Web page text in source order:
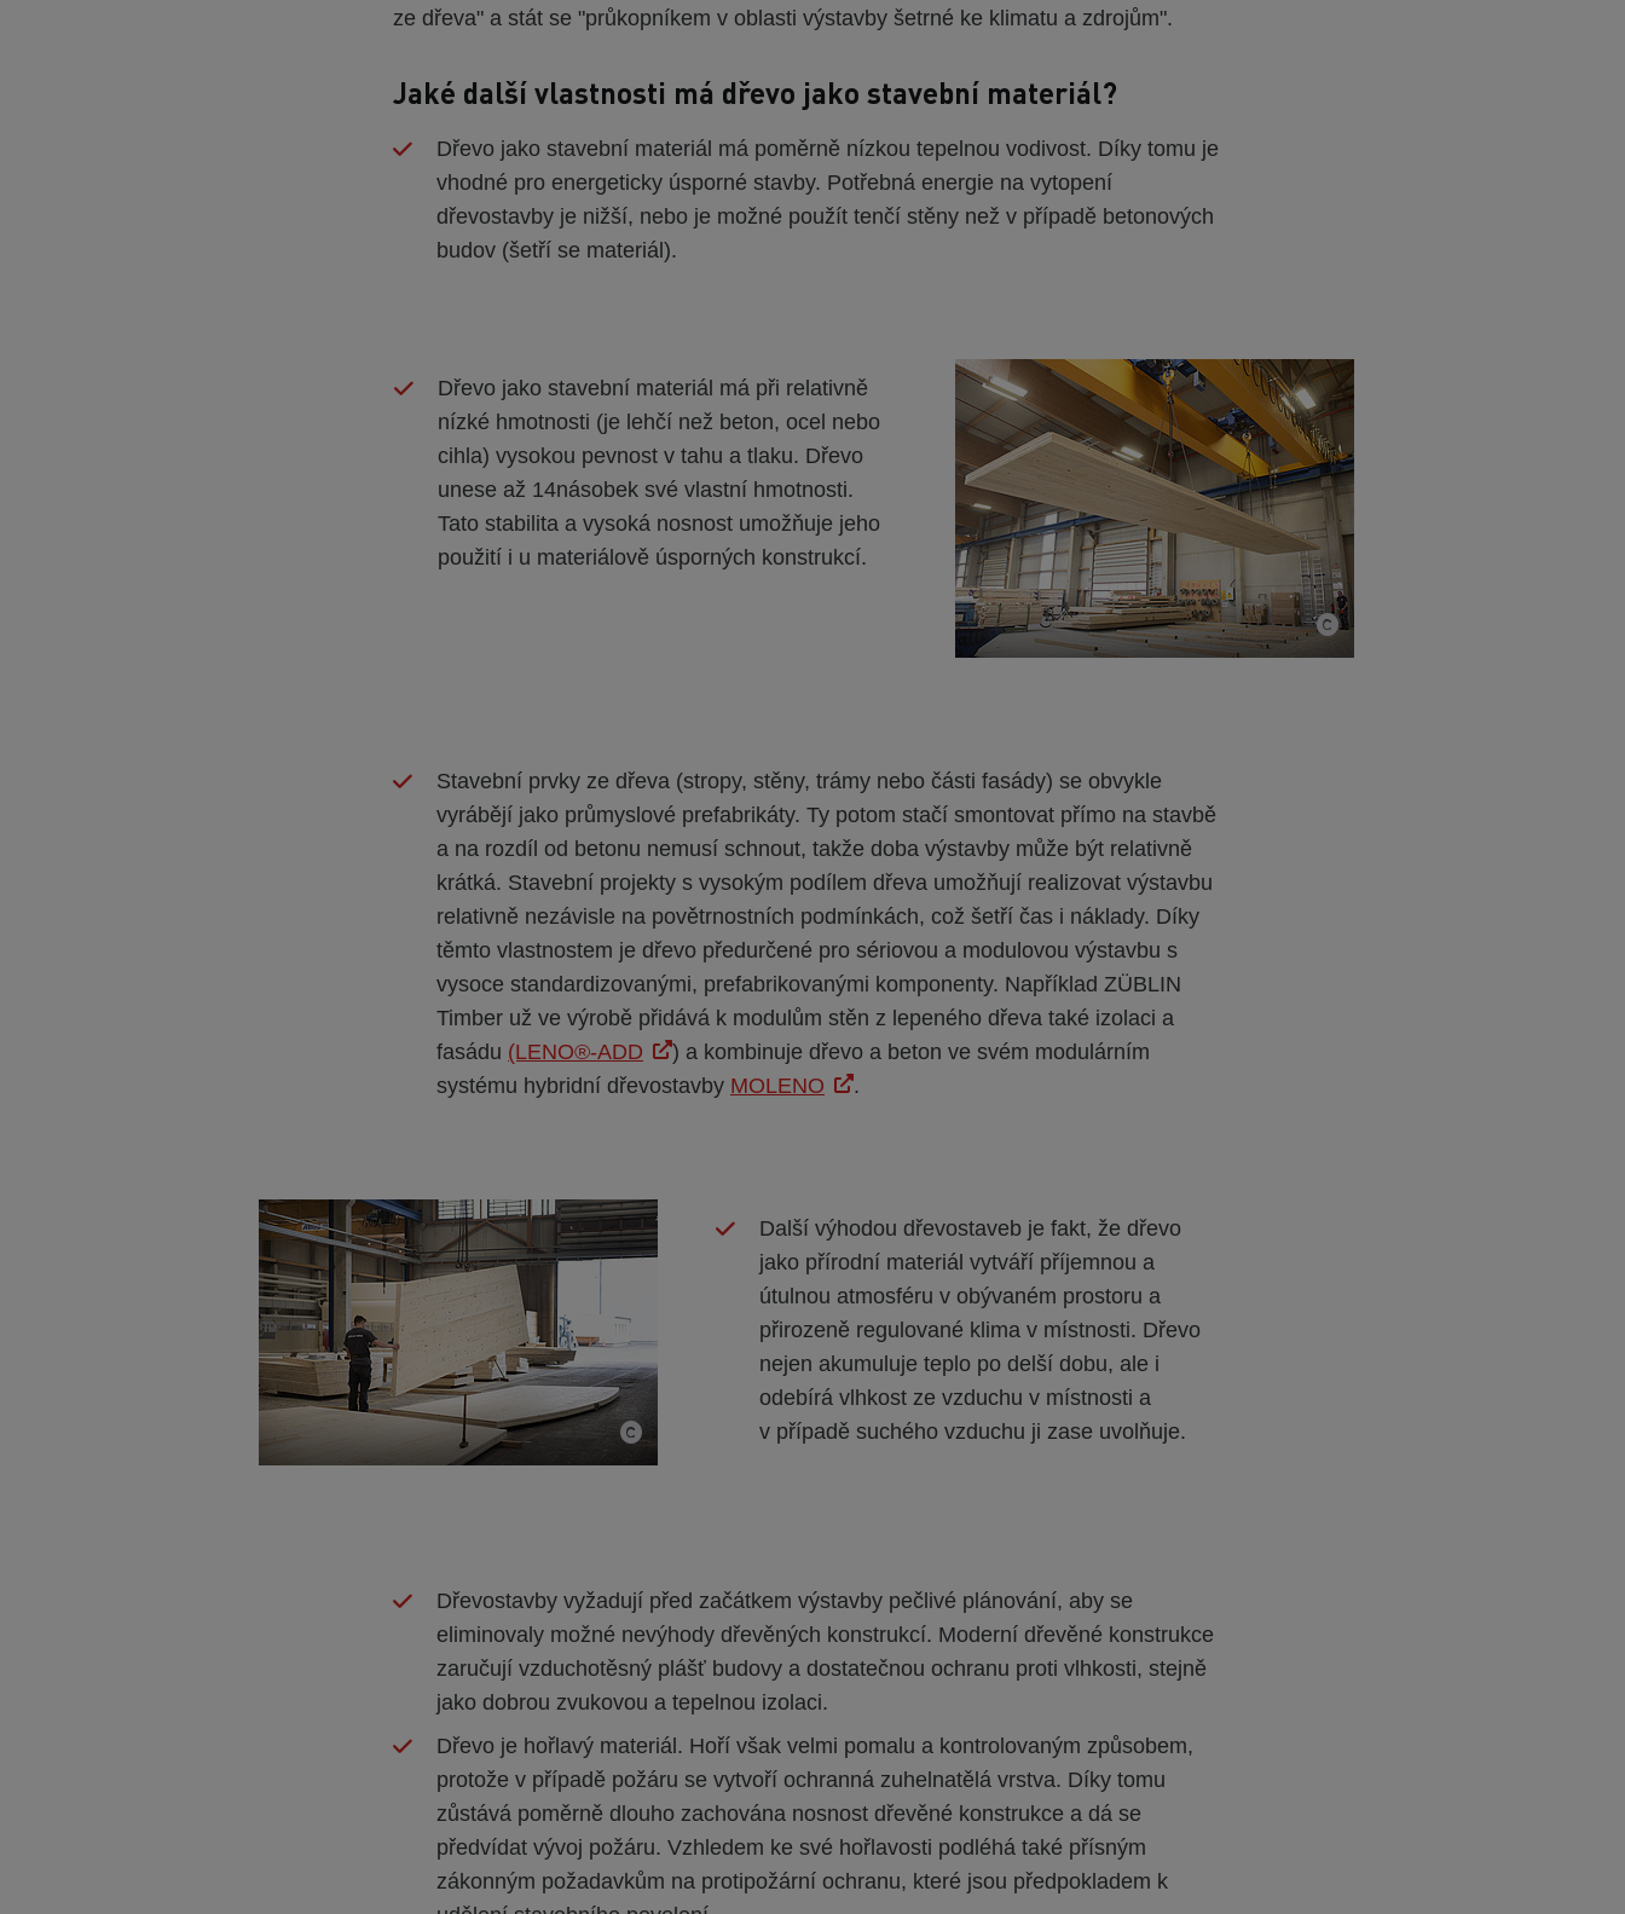
ze dřeva" a stát se "průkopníkem v oblasti výstavby šetrné ke klimatu a zdrojům".
Jaké další vlastnosti má dřevo jako stavební materiál?
Dřevo jako stavební materiál má poměrně nízkou tepelnou vodivost. Díky tomu je
vhodné pro energeticky úsporné stavby. Potřebná energie na vytopení
dřevostavby je nižší, nebo je možné použít tenčí stěny než v případě betonových
budov (šetří se materiál).
Dřevo jako stavební materiál má při relativně
nízké hmotnosti (je lehčí než beton, ocel nebo
cihla) vysokou pevnost v tahu a tlaku. Dřevo
unese až 14násobek své vlastní hmotnosti.
Tato stabilita a vysoká nosnost umožňuje jeho
použití i u materiálově úsporných konstrukcí.
Stavební prvky ze dřeva (stropy, stěny, trámy nebo části fasády) se obvykle
vyrábějí jako průmyslové prefabrikáty. Ty potom stačí smontovat přímo na stavbě
a na rozdíl od betonu nemusí schnout, takže doba výstavby může být relativně
krátká. Stavební projekty s vysokým podílem dřeva umožňují realizovat výstavbu
relativně nezávisle na povětrnostních podmínkách, což šetří čas i náklady. Díky
těmto vlastnostem je dřevo předurčené pro sériovou a modulovou výstavbu s
vysoce standardizovanými, prefabrikovanými komponenty. Například ZÜBLIN
Timber už ve výrobě přidává k modulům stěn z lepeného dřeva také izolaci a
fasádu (LENO®-ADD
) a kombinuje dřevo a beton ve svém modulárním
systému hybridní dřevostavby MOLENO .
Další výhodou dřevostaveb je fakt, že dřevo
jako přírodní materiál vytváří příjemnou a
útulnou atmosféru v obývaném prostoru a
přirozeně regulované klima v místnosti. Dřevo
nejen akumuluje teplo po delší dobu, ale i
odebírá vlhkost ze vzduchu v místnosti a
v případě suchého vzduchu ji zase uvolňuje.
Dřevostavby vyžadují před začátkem výstavby pečlivé plánování, aby se
eliminovaly možné nevýhody dřevěných konstrukcí. Moderní dřevěné konstrukce
zaručují vzduchotěsný plášť budovy a dostatečnou ochranu proti vlhkosti, stejně
jako dobrou zvukovou a tepelnou izolaci.
Dřevo je hořlavý materiál. Hoří však velmi pomalu a kontrolovaným způsobem,
protože v případě požáru se vytvoří ochranná zuhelnatělá vrstva. Díky tomu
zůstává poměrně dlouho zachována nosnost dřevěné konstrukce a dá se
předvídat vývoj požáru. Vzhledem ke své hořlavosti podléhá také přísným
zákonným požadavkům na protipožární ochranu, které jsou předpokladem k